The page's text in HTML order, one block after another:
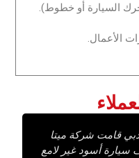
السيارة أو خطوط).‏
الأعمال.‏
قامت شركة ميتا
سيارة أسود غير لامع